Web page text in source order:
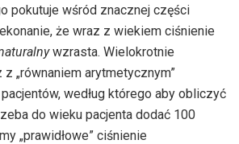
pokutuje wśród znacznej części
że wraz z wiekiem ciśnienie
wzrasta. Wielokrotnie
„równaniem arytmetycznym”
według którego aby obliczyć
do wieku pacjenta dodać 100
„prawidłowe” ciśnienie